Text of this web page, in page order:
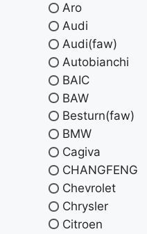
Aro
Audi
Audi(faw)
Autobianchi
BAIC
BAW
Besturn(faw)
BMW
Cagiva
CHANGFENG
Chevrolet
Chrysler
Citroen